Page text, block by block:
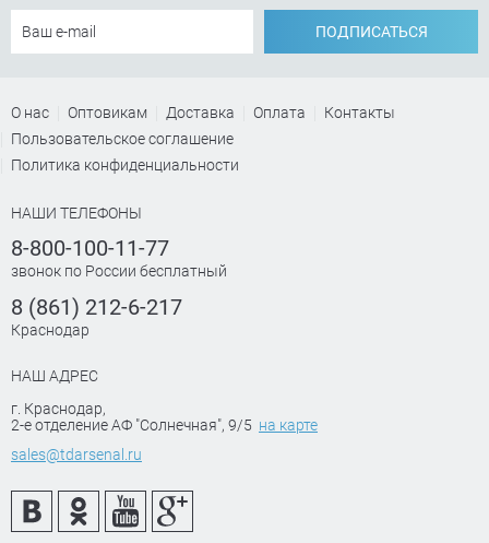
ПОДПИСАТЬСЯ
О нас Оптовикам Доставка Оплата
Контакты
Пользовательское соглашение
Политика конфиденциальности
НАШИ ТЕЛЕФОНЫ
8-800-100-11-77
звонок по России бесплатный
8 (861) 212-6-217
Краснодар
НАШ АДРЕС
г. Краснодар,
2-е отделение АФ "Солнечная", 9/5 на карте
sales@tdarsenal.ru